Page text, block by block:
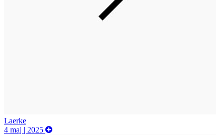
Laerke
4 maj | 2025